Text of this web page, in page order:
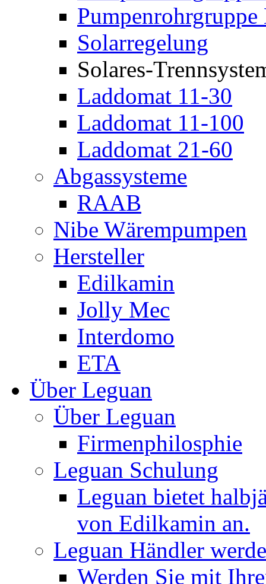
Solarregelung
Solares-
Laddomat 11-30
Laddomat 11-100
Laddomat 21-60
Abgassysteme
RAAB
Nibe Wärempumpen
Hersteller
Edilkamin
Jolly Mec
Interdomo
ETA
Über Leguan
Über Leguan
Firmenphilosphie
Leguan Schulung
Leguan bietet
von Edilkamin an.
Leguan Händler
Werden Sie mit